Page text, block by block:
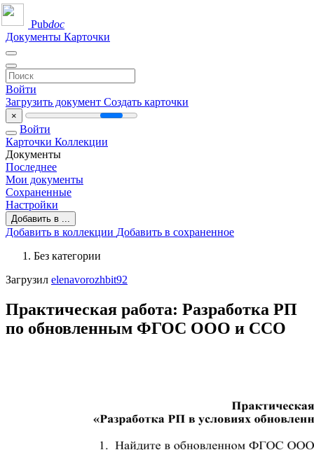
Pubdoc
Документы Карточки
Войти
Загрузить документ Создать карточки
×
Войти
Карточки Коллекции
Документы
Последнее
Мои документы
Сохраненные
Настройки
Добавить в ...
Добавить в коллекции Добавить в сохраненное
Без категории
Загрузил elenavorozhbit92
Практическая работа: Разработка РП
по обновленным ФГОС ООО и ССО